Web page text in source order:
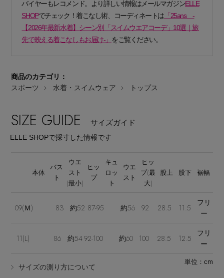
Stay inthe Loop
ELLE SHOP 公式アプリ
バイヤーもレコメンド。より詳しい情報はメールマガジンELLE
SHOPでチェック！着こなし術、コーディネートは 「25ans -
【2026年最新水着】シーン別「スイムウエアコーデ」10選｜旅
先で映える着こなしもお届け-」 をご覧ください。
商品のカテゴリ：
スポーツ
水着・スイムウェア トップス
SIZE GUIDE サイズガイド
ELLE SHOPで採寸した情報です
本体
バス
ト
ウエ
スト
(最小)
ヒッ
プ
キュ
ロッ
ト
ウエ
スト
ヒッ
プ(最
大)
股上 股下 裾幅
09(Ｍ) 83 約52 87-95 約56 92 28.5 11.5
フリ
ー
11(L) 86 約54 92-100 約60 100 28.5 12.5
フリ
ー
サイズの測り方について
単位：cm